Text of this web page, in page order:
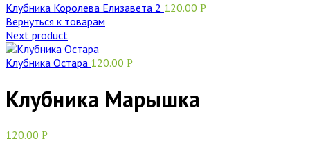
Клубника Королева Елизавета 2 120.00 Р
Вернуться к товарам
Next product
Клубника Остара 120.00 Р
Клубника Марышка
120.00 Р